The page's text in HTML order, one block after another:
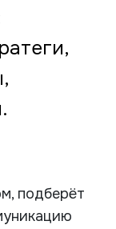
подберёт